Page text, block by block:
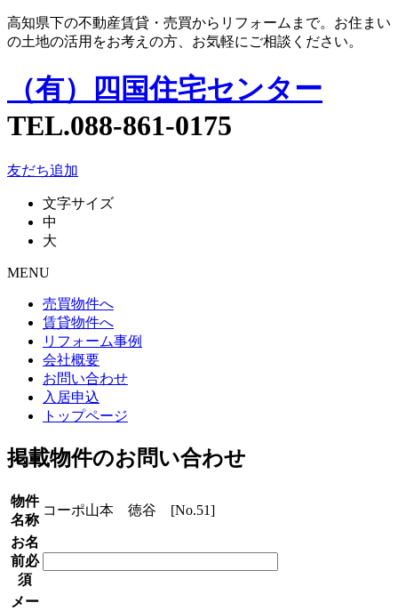
高知県下の不動産賃貸・売買からリフォームまで。お住まい
の土地の活用をお考えの方、お気軽にご相談ください。
（有）四国住宅センター
TEL.088-861-0175
友だち追加
文字サイズ
中
大
MENU
売買物件へ
賃貸物件へ
リフォーム事例
会社概要
お問い合わせ
入居申込
トップページ
掲載物件のお問い合わせ
物件
名称
コーポ山本 徳谷 [No.51]
お名
前必
須
メー